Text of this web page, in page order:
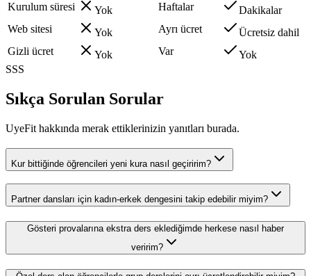
Kurulum süresi
Yok Haftalar
Dakikalar
Web sitesi
Yok Ayrı ücret
Ücretsiz dahil
Gizli ücret
Yok Var
Yok
SSS
Sıkça Sorulan Sorular
UyeFit hakkında merak ettiklerinizin yanıtları burada.
Kur bittiğinde öğrencileri yeni kura nasıl geçiririm?
Partner dansları için kadın-erkek dengesini takip edebilir miyim?
Gösteri provalarına ekstra ders eklediğimde herkese nasıl haber
veririm?